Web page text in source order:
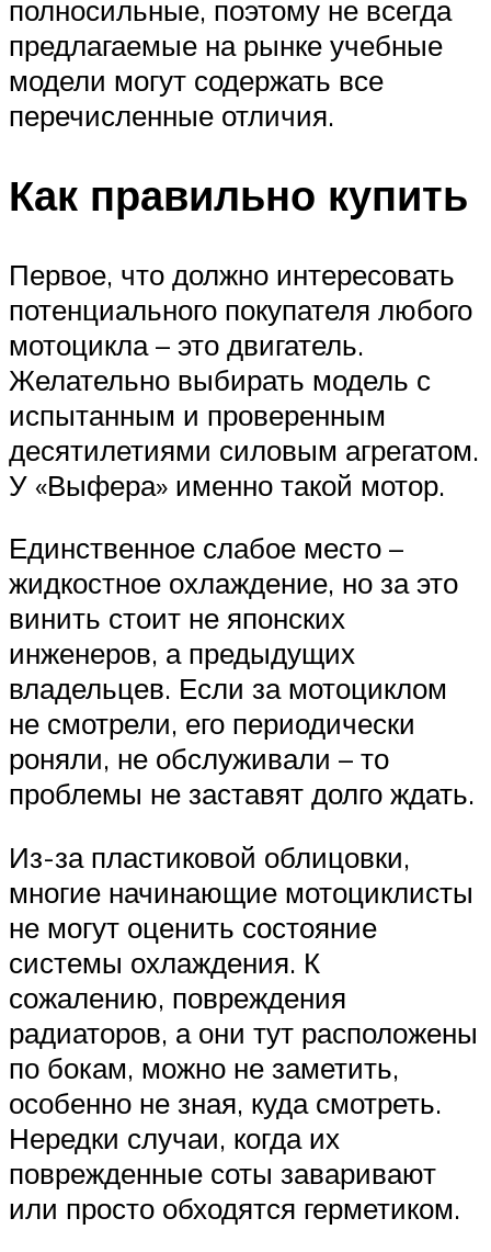
полносильные, поэтому не всегда
предлагаемые на рынке учебные
модели могут содержать все
перечисленные отличия.
Как правильно купить
Первое, что должно интересовать
потенциального покупателя любого
мотоцикла – это двигатель.
Желательно выбирать модель с
испытанным и проверенным
десятилетиями силовым агрегатом.
У «Выфера» именно такой мотор.
Единственное слабое место –
жидкостное охлаждение, но за это
винить стоит не японских
инженеров, а предыдущих
владельцев. Если за мотоциклом
не смотрели, его периодически
роняли, не обслуживали – то
проблемы не заставят долго ждать.
Из-за пластиковой облицовки,
многие начинающие мотоциклисты
не могут оценить состояние
системы охлаждения. К
сожалению, повреждения
радиаторов, а они тут расположены
по бокам, можно не заметить,
особенно не зная, куда смотреть.
Нередки случаи, когда их
поврежденные соты заваривают
или просто обходятся герметиком.